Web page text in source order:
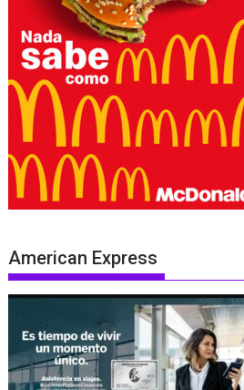
American Express